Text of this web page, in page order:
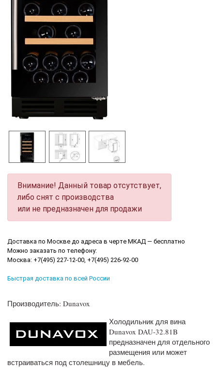
Внимание! Данный товар отсутствует,
либо снят с производства
или не предназначен для продажи
Доставка по Москве до адреса в черте МКАД — бесплатно
Можно заказать по телефону:
Москва: +7(495) 227-12-00, +7(495) 226-92-00
Быстрая доставка по всей России
Производитель: Dunavox
Холодильник для вина
Dunavox DAU-32.81B
предназначен для отдельного
размещения или может
встраиваться под столешницу в мебель.